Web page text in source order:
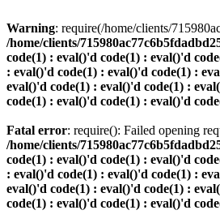
Warning: require(/home/clients/
/home/clients/
code(1) : eval()'d code(1) : eval()'d
: eval()'d code(1) : eval()'d code(1) :
eval()'d code(1) : eval()'d code(1) :
code(1) : eval()'d code(1) : eval()'d
Fatal error: require(): Failed opening
/home/clients/
code(1) : eval()'d code(1) : eval()'d
: eval()'d code(1) : eval()'d code(1) :
eval()'d code(1) : eval()'d code(1) :
code(1) : eval()'d code(1) : eval()'d